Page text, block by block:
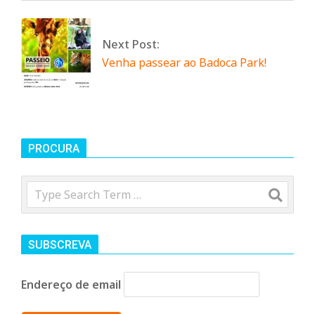
n
d
e
Next Post:
Venha passear ao Badoca Park!
PROCURA
Search
SUBSCREVA
Endereço de email